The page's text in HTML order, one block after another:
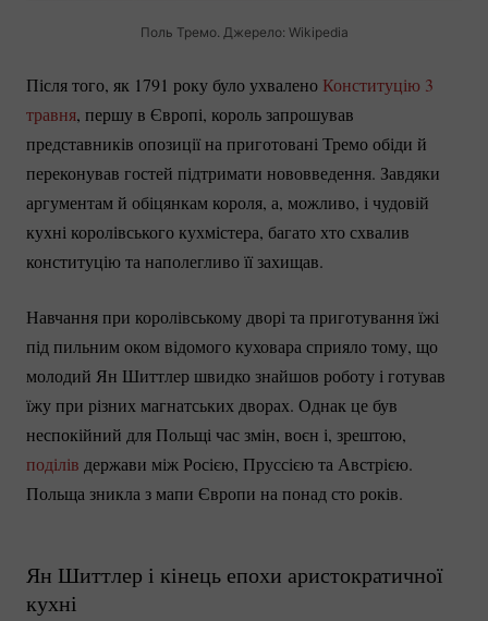
Поль Тремо. Джерело: Wikipedia
Після того, як 1791 року було ухвалено Конституцію 3
травня, першу в Європі, король запрошував
представників опозиції на приготовані Тремо обіди й
переконував гостей підтримати нововведення. Завдяки
аргументам й обіцянкам короля, а, можливо, і чудовій
кухні королівського кухмістера, багато хто схвалив
конституцію та наполегливо її захищав.
Навчання при королівському дворі та приготування їжі
під пильним оком відомого куховара сприяло тому, що
молодий Ян Шиттлер швидко знайшов роботу і готував
їжу при різних магнатських дворах. Однак це був
неспокійний для Польщі час змін, воєн і, зрештою,
поділів держави між Росією, Пруссією та Австрією.
Польща зникла з мапи Європи на понад сто років.
Ян Шиттлер і кінець епохи аристократичної
кухні